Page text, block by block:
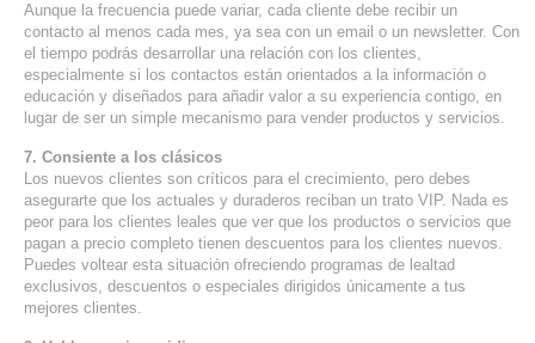
Aunque la frecuencia puede variar, cada cliente debe recibir un
contacto al menos cada mes, ya sea con un email o un newsletter. Con
el tiempo podrás desarrollar una relación con los clientes,
especialmente si los contactos están orientados a la información o
educación y diseñados para añadir valor a su experiencia contigo, en
lugar de ser un simple mecanismo para vender productos y servicios.
7. Consiente a los clásicos
Los nuevos clientes son críticos para el crecimiento, pero debes
asegurarte que los actuales y duraderos reciban un trato VIP. Nada es
peor para los clientes leales que ver que los productos o servicios que
pagan a precio completo tienen descuentos para los clientes nuevos.
Puedes voltear esta situación ofreciendo programas de lealtad
exclusivos, descuentos o especiales dirigidos únicamente a tus
mejores clientes.